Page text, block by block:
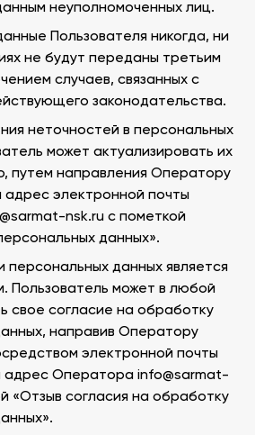
неуполномоченных лиц.
Пользователя никогда, ни
не будут переданы третьим
случаев, связанных с
законодательства.
неточностей в персональных
может актуализировать их
путем направления Оператору
адрес электронной почты
nsk.ru с пометкой
данных».
данных является
Пользователь может в любой
свое согласие на обработку
направив Оператору
электронной почты
адрес Оператора info@sarmat-
«Отзыв согласия на обработку